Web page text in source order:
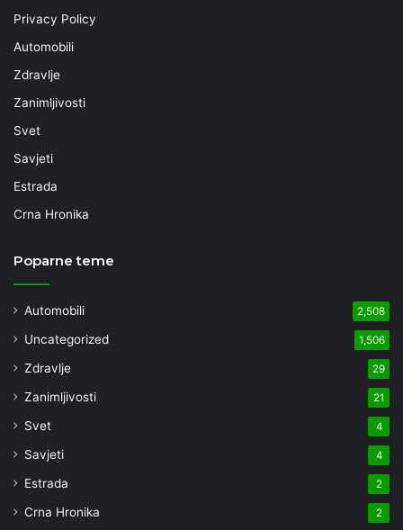
Privacy Policy
Automobili
Zdravlje
Zanimljivosti
Svet
Savjeti
Estrada
Crna Hronika
Poparne teme
Automobili 2,508
Uncategorized 1,506
Zdravlje 29
Zanimljivosti 21
Svet 4
Savjeti 4
Estrada 2
Crna Hronika 2